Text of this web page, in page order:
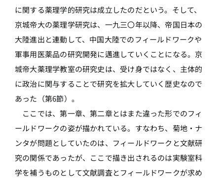
に関する薬理学的研究は成立したのだという。そして、
京城帝大の薬理学研究は、一九三〇年以降、帝国日本の
大陸進出と連動して、中国大陸でのフィールドワークや
軍事用医薬品の研究開発に邁進していくことになる。京
城帝大薬理学教室の研究史は、受け身ではなく、主体的
に政治に関与することで研究を拡大していく歴史なので
あった（第6節）。
ここでは、第一章、第二章とはまた違った形でのフィ
ールドワークの姿が描かれている。すなわち、菊地・ナ
ンタが問題としていたのは、フィールドワークと文献研
究の関係であったが、ここで描き出されるのは実験室科
学を補うものとして文献調査とフィールドワークが求め